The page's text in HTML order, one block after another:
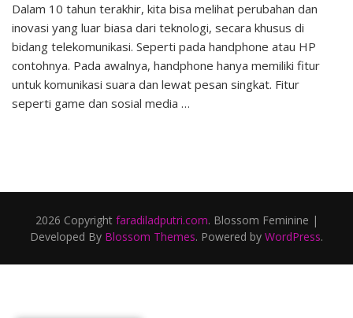
Memilih
Marketplace
Online
untuk
Jual
Handphone
Dalam 10 tahun terakhir, kita bisa melihat perubahan dan
inovasi yang luar biasa dari teknologi, secara khusus di
bidang telekomunikasi. Seperti pada handphone atau HP
contohnya. Pada awalnya, handphone hanya memiliki fitur
untuk komunikasi suara dan lewat pesan singkat. Fitur
seperti game dan sosial media …
2026 Copyright faradiladputri.com. Blossom Feminine |
Developed By Blossom Themes. Powered by WordPress.